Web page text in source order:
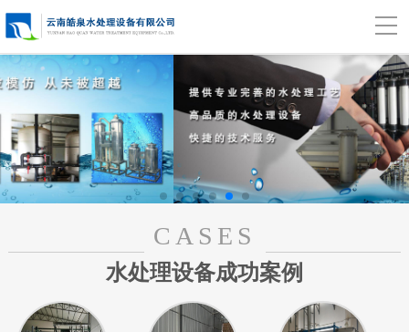
CASES
水处理设备成功案例